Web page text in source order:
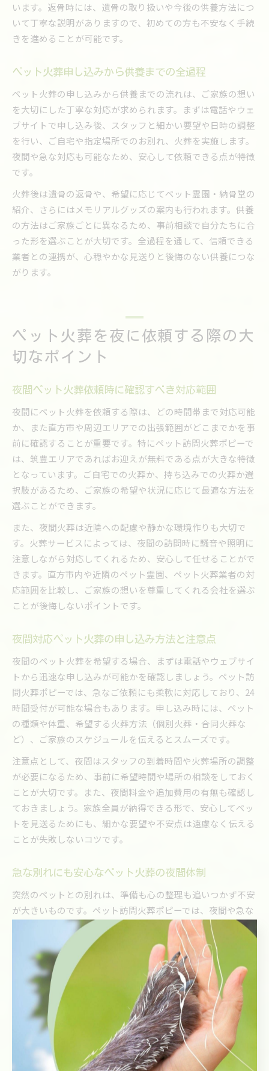
います。返骨時には、遺骨の取り扱いや今後の供養方法につ
いて丁寧な説明がありますので、初めての方も不安なく手続
きを進めることが可能です。
ペット火葬申し込みから供養までの全過程
ペット火葬の申し込みから供養までの流れは、ご家族の想い
を大切にした丁寧な対応が求められます。まずは電話やウェ
ブサイトで申し込み後、スタッフと細かい要望や日時の調整
を行い、ご自宅や指定場所でのお別れ、火葬を実施します。
夜間や急な対応も可能なため、安心して依頼できる点が特徴
です。
火葬後は遺骨の返骨や、希望に応じてペット霊園・納骨堂の
紹介、さらにはメモリアルグッズの案内も行われます。供養
の方法はご家族ごとに異なるため、事前相談で自分たちに合
った形を選ぶことが大切です。全過程を通して、信頼できる
業者との連携が、心穏やかな見送りと後悔のない供養につな
がります。
ペット火葬を夜に依頼する際の大
切なポイント
夜間ペット火葬依頼時に確認すべき対応範囲
夜間にペット火葬を依頼する際は、どの時間帯まで対応可能
か、また直方市や周辺エリアでの出張範囲がどこまでかを事
前に確認することが重要です。特にペット訪問火葬ポピーで
は、筑豊エリアであればお迎えが無料である点が大きな特徴
となっています。ご自宅での火葬か、持ち込みでの火葬か選
択肢があるため、ご家族の希望や状況に応じて最適な方法を
選ぶことができます。
また、夜間火葬は近隣への配慮や静かな環境作りも大切で
す。火葬サービスによっては、夜間の訪問時に騒音や照明に
注意しながら対応してくれるため、安心して任せることがで
きます。直方市内や近隣のペット霊園、ペット火葬業者の対
応範囲を比較し、ご家族の想いを尊重してくれる会社を選ぶ
ことが後悔しないポイントです。
夜間対応ペット火葬の申し込み方法と注意点
夜間のペット火葬を希望する場合、まずは電話やウェブサイ
トから迅速な申し込みが可能かを確認しましょう。ペット訪
問火葬ポピーでは、急なご依頼にも柔軟に対応しており、24
時間受付が可能な場合もあります。申し込み時には、ペット
の種類や体重、希望する火葬方法（個別火葬・合同火葬な
ど）、ご家族のスケジュールを伝えるとスムーズです。
注意点として、夜間はスタッフの到着時間や火葬場所の調整
が必要になるため、事前に希望時間や場所の相談をしておく
ことが大切です。また、夜間料金や追加費用の有無も確認し
ておきましょう。家族全員が納得できる形で、安心してペッ
トを見送るためにも、細かな要望や不安点は遠慮なく伝える
ことが失敗しないコツです。
急な別れにも安心なペット火葬の夜間体制
突然のペットとの別れは、準備も心の整理も追いつかず不安
が大きいものです。ペット訪問火葬ポピーでは、夜間や急な
ご依頼にもスタッフが迅速に対応できる体制を整えていま
す。特に筑豊エリアでは、お迎えが無料であるため、深夜や
早朝でも安心して依頼できる点がご家族にとって大きな支え
となります。
夜間体制のメリットは、ご家族の都合に合わせて最後のお別
れの時間を確保できることです。火葬前には最期のお別れの
時間を設ける配慮もあり、急な依頼でも丁寧な対応が受けら
れます。過去の利用者からは「夜中の依頼だったが、迅速か
つ丁寧に対応してもらえた」といった声も寄せられていま